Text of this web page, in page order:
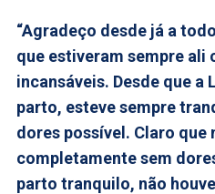
“Agradeço desde já a
que estiveram sempre ali
incansáveis. Desde que
parto, esteve sempre
dores possível. Claro que
completamente sem
parto tranquilo, não